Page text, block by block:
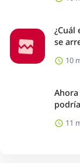
¿Cuál
se
10
11